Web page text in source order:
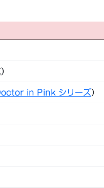
in Pink シリーズ）